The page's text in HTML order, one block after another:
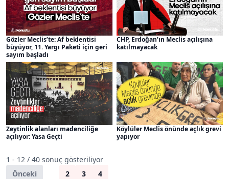
Gözler Meclis’te: Af beklentisi
büyüyor, 11. Yargı Paketi için geri
sayım başladı
CHP, Erdoğan’ın Meclis açılışına
katılmayacak
Zeytinlik alanları madenciliğe
açılıyor: Yasa Geçti
Köylüler Meclis önünde açlık grevi
yapıyor
1 - 12 / 40 sonuç gösteriliyor
Önceki
2 3 4